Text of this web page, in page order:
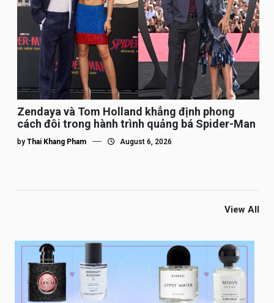
Zendaya và Tom Holland khẳng định phong
cách đôi trong hành trình quảng bá Spider-Man
by Thai Khang Pham August 6, 2026
View All